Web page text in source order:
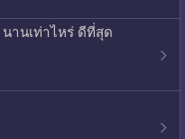
านเท่าไหร่ ดีที่สุด